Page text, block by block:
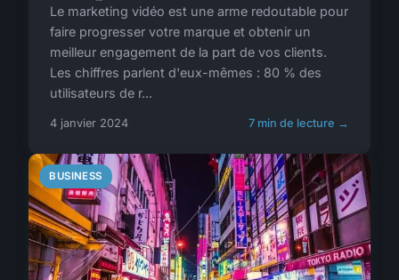
Le marketing vidéo est une arme redoutable pour
faire progresser votre marque et obtenir un
meilleur engagement de la part de vos clients.
Les chiffres parlent d'eux-mêmes : 80 % des
utilisateurs de r...
4 janvier 2024 7 min de lecture →
BUSINESS